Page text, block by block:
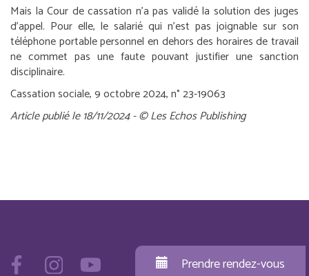
Mais la Cour de cassation n’a pas validé la solution des juges
d’appel. Pour elle, le salarié qui n’est pas joignable sur son
téléphone portable personnel en dehors des horaires de travail
ne commet pas une faute pouvant justifier une sanction
disciplinaire.
Cassation sociale, 9 octobre 2024, n° 23-19063
Article publié le 18/11/2024 - © Les Echos Publishing
Prendre rendez-vous